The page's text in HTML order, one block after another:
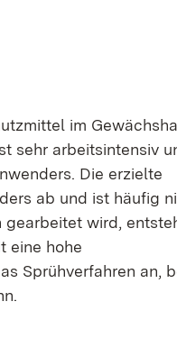
im
sehr arbeitsintensiv
Die erzielte
ab und ist häufig
gearbeitet wird,
eine hohe
Sprühverfahren an,